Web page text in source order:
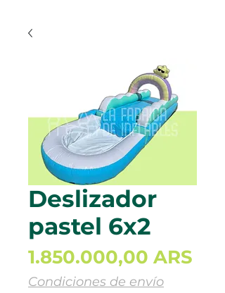
Deslizador
pastel 6x2
1.850.000,00 ARS
Condiciones de envío